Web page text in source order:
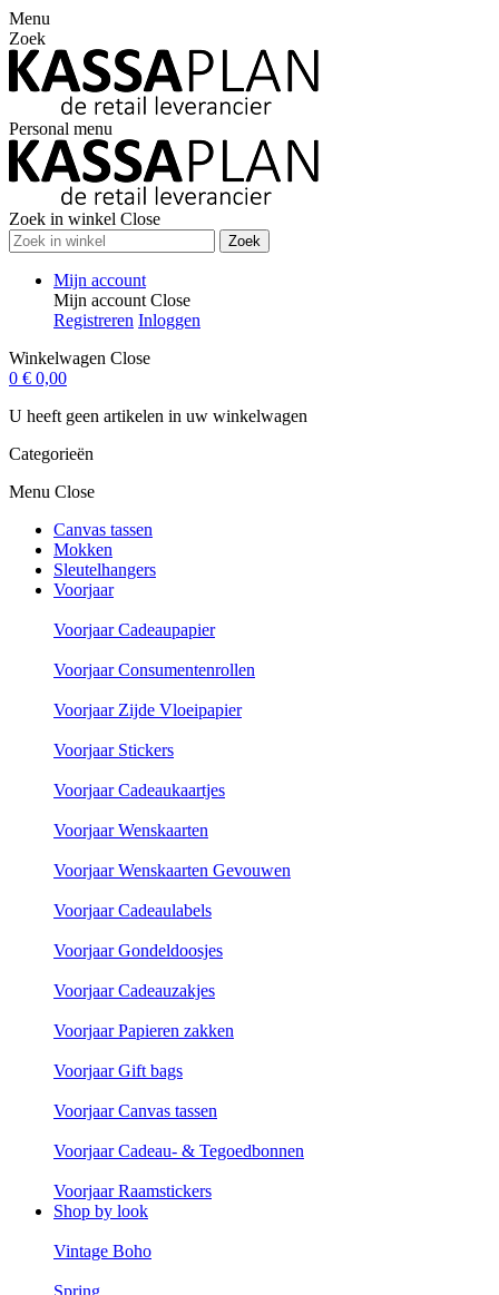
Menu
Zoek
Personal menu
Zoek in winkel Close
Zoek
Mijn account
Mijn account Close
Registreren Inloggen
Winkelwagen Close
0 € 0,00
U heeft geen artikelen in uw winkelwagen
Categorieën
Menu Close
Canvas tassen
Mokken
Sleutelhangers
Voorjaar
Voorjaar Cadeaupapier
Voorjaar Consumentenrollen
Voorjaar Zijde Vloeipapier
Voorjaar Stickers
Voorjaar Cadeaukaartjes
Voorjaar Wenskaarten
Voorjaar Wenskaarten Gevouwen
Voorjaar Cadeaulabels
Voorjaar Gondeldoosjes
Voorjaar Cadeauzakjes
Voorjaar Papieren zakken
Voorjaar Gift bags
Voorjaar Canvas tassen
Voorjaar Cadeau- & Tegoedbonnen
Voorjaar Raamstickers
Shop by look
Vintage Boho
Spring